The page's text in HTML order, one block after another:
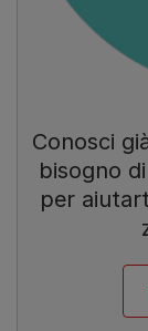
Conosci
bisogno
per